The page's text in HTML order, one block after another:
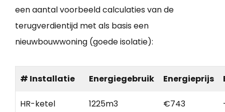
een aantal voorbeeld calculaties van de
terugverdientijd met als basis een
nieuwbouwwoning (goede isolatie):
# Installatie Energiegebruik Energieprijs
HR-ketel 1225m3 €743